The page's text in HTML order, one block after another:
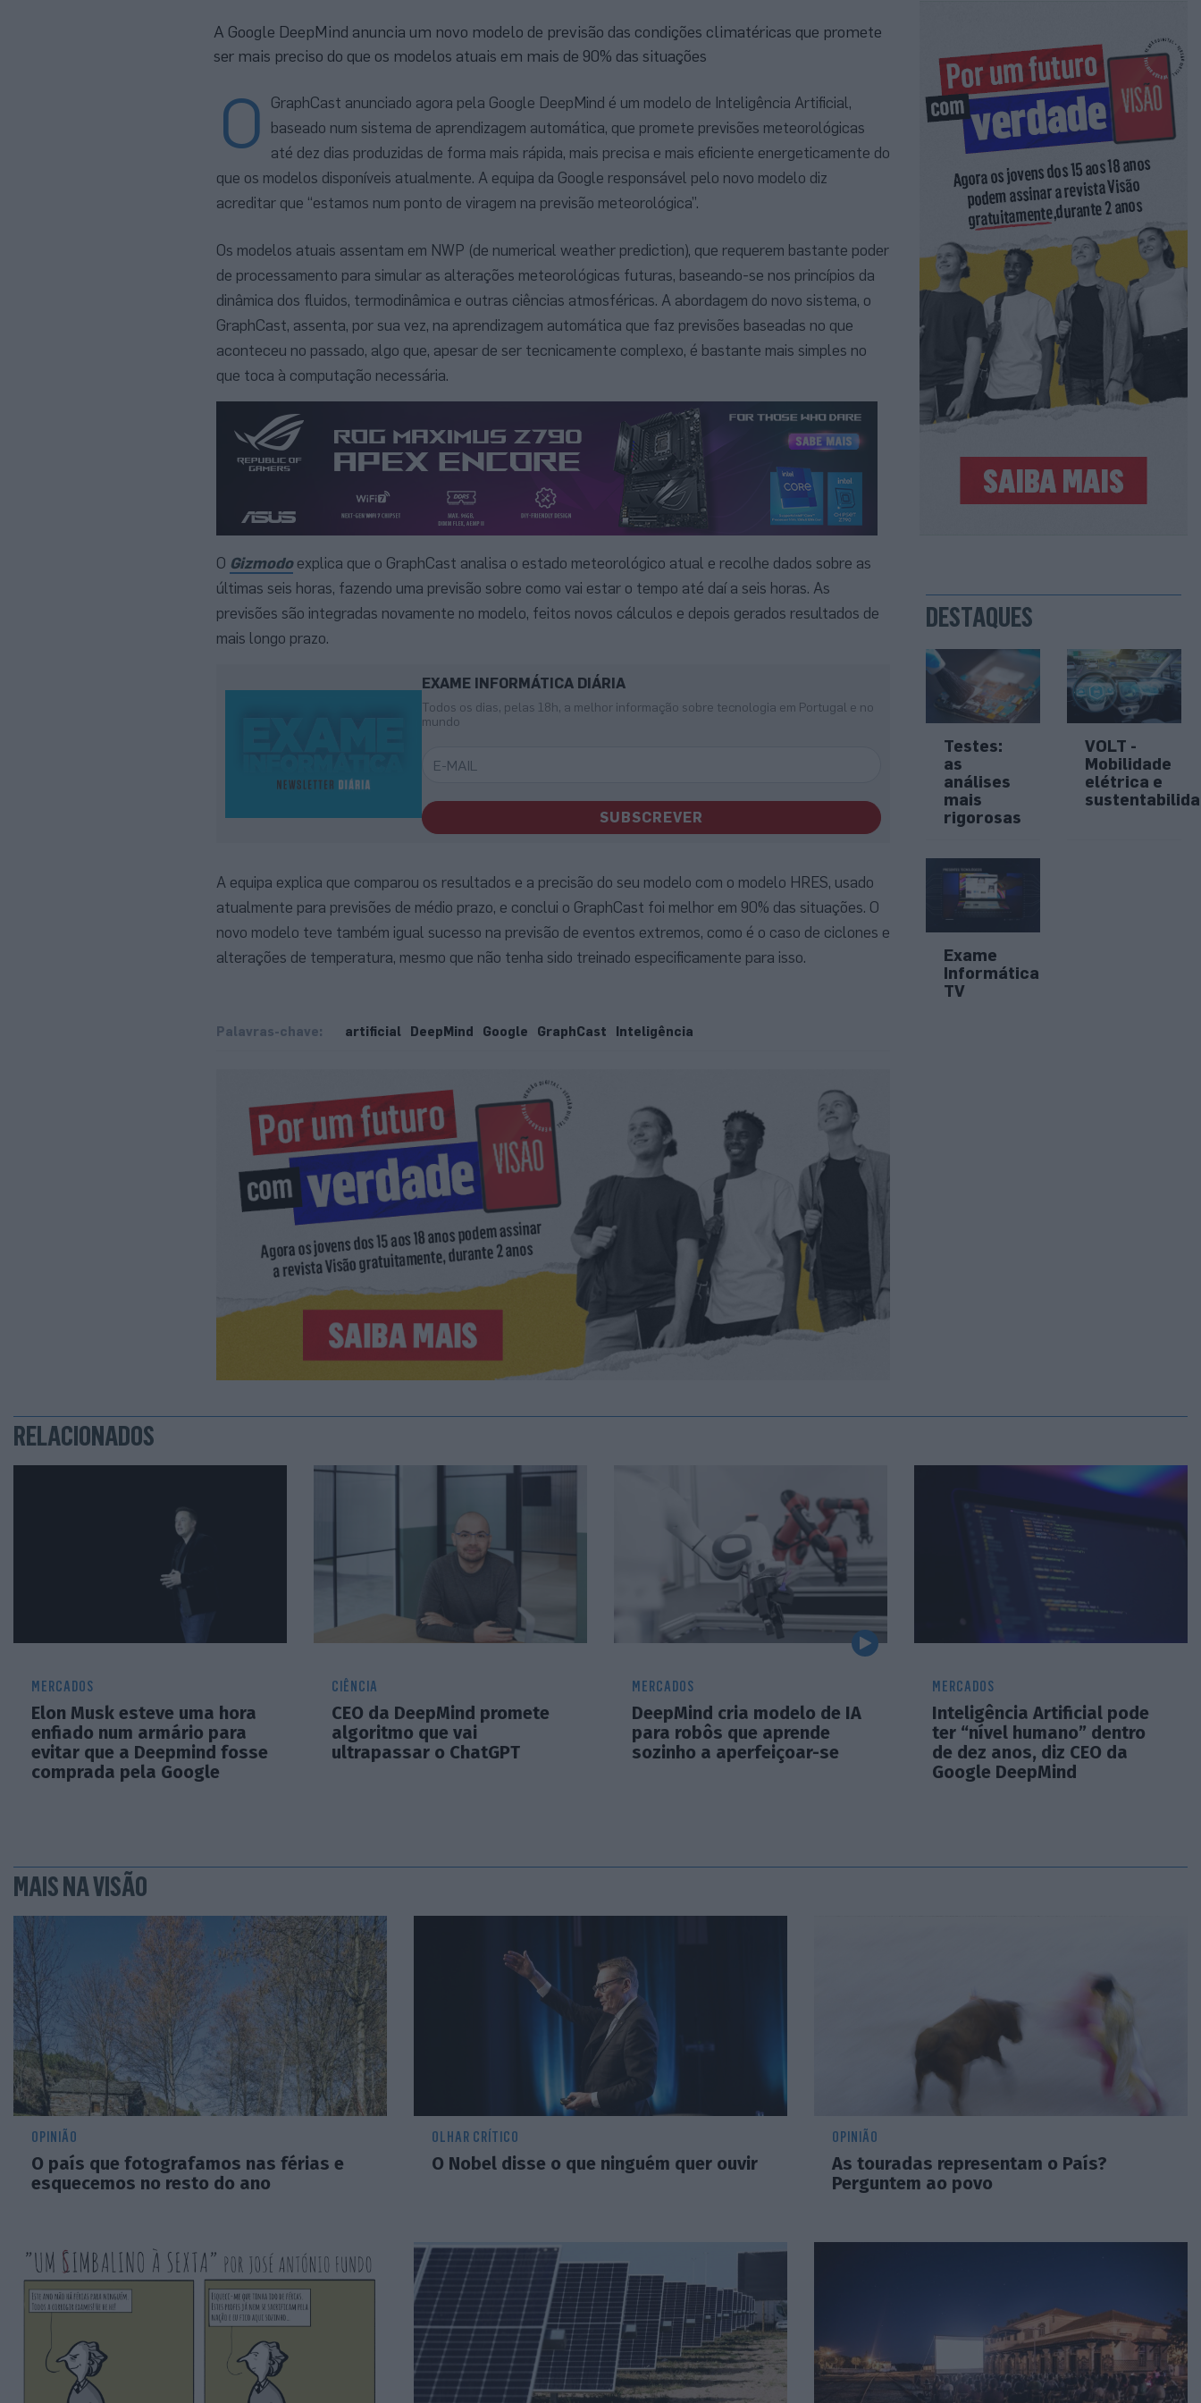
A Google DeepMind anuncia um novo modelo de previsão das condições climatéricas que promete
ser mais preciso do que os modelos atuais em mais de 90% das situações
O
GraphCast anunciado agora pela Google DeepMind é um modelo de Inteligência Artificial,
baseado num sistema de aprendizagem automática, que promete previsões meteorológicas
até dez dias produzidas de forma mais rápida, mais precisa e mais eficiente energeticamente do
que os modelos disponíveis atualmente. A equipa da Google responsável pelo novo modelo diz
acreditar que “estamos num ponto de viragem na previsão meteorológica”.
Os modelos atuais assentam em NWP (de numerical weather prediction), que requerem bastante poder
de processamento para simular as alterações meteorológicas futuras, baseando-se nos princípios da
dinâmica dos fluidos, termodinâmica e outras ciências atmosféricas. A abordagem do novo sistema, o
GraphCast, assenta, por sua vez, na aprendizagem automática que faz previsões baseadas no que
aconteceu no passado, algo que, apesar de ser tecnicamente complexo, é bastante mais simples no
que toca à computação necessária.
O Gizmodoexplica que o GraphCast analisa o estado meteorológico atual e recolhe dados sobre as
últimas seis horas, fazendo uma previsão sobre como vai estar o tempo até daí a seis horas. As
previsões são integradas novamente no modelo, feitos novos cálculos e depois gerados resultados de
mais longo prazo.
EXAME INFORMÁTICA DIÁRIA
Todos os dias, pelas 18h, a melhor informação sobre tecnologia em Portugal e no
mundo
SUBSCREVER
A equipa explica que comparou os resultados e a precisão do seu modelo com o modelo HRES, usado
atualmente para previsões de médio prazo, e conclui o GraphCast foi melhor em 90% das situações. O
novo modelo teve também igual sucesso na previsão de eventos extremos, como é o caso de ciclones e
alterações de temperatura, mesmo que não tenha sido treinado especificamente para isso.
Palavras-chave: artificial DeepMind Google GraphCast Inteligência
DESTAQUES
Testes:
as
análises
mais
rigorosas
VOLT -
Mobilidade
elétrica e
Exame
Informática
TV
RELACIONADOS
MERCADOS
Elon Musk esteve uma hora
enfiado num armário para
evitar que a Deepmind fosse
comprada pela Google
CIÊNCIA
CEO da DeepMind promete
algoritmo que vai
ultrapassar o ChatGPT
MERCADOS
DeepMind cria modelo de IA
para robôs que aprende
sozinho a aperfeiçoar-se
MERCADOS
Inteligência Artificial pode
ter “nível humano” dentro
de dez anos, diz CEO da
Google DeepMind
MAIS NA VISÃO
OPINIÃO
O país que fotografamos nas férias e
esquecemos no resto do ano
OLHAR CRÍTICO
O Nobel disse o que ninguém quer ouvir
OPINIÃO
As touradas representam o País?
Perguntem ao povo